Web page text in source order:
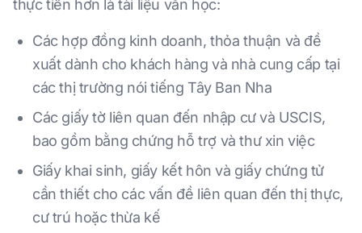
thực tiễn hơn là tài liệu văn học:
Các hợp đồng kinh doanh, thỏa thuận và đề
xuất dành cho khách hàng và nhà cung cấp tại
các thị trường nói tiếng Tây Ban Nha
Các giấy tờ liên quan đến nhập cư và USCIS,
bao gồm bằng chứng hỗ trợ và thư xin việc
Giấy khai sinh, giấy kết hôn và giấy chứng tử
cần thiết cho các vấn đề liên quan đến thị thực,
cư trú hoặc thừa kế